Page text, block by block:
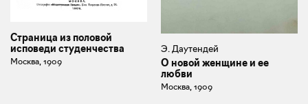
Страница из половой
исповеди студенчества
Москва, 1909
Э. Даутендей
О новой женщине и ее
любви
Москва, 1909